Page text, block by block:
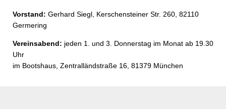
Vorstand: Gerhard Siegl, Kerschensteiner Str. 260, 82110
Germering
Vereinsabend: jeden 1. und 3. Donnerstag im Monat ab 19.30
Uhr
im Bootshaus, Zentralländstraße 16, 81379 München